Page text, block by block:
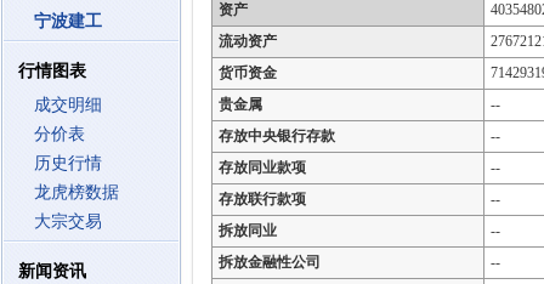
宁波建工
行情图表
成交明细
分价表
历史行情
龙虎榜数据
大宗交易
新闻资讯
资产
流动资产
货币资金
贵金属
--
存放中央银行存款
--
存放同业款项
--
存放联行款项
--
拆放同业
--
拆放金融性公司
--